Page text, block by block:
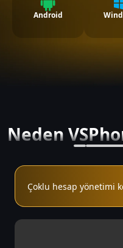
Android
Neden
Çoklu hesap yönetimi